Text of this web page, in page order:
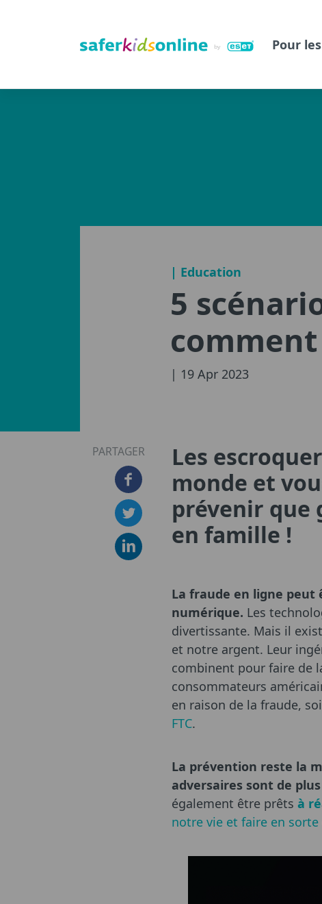
Pour
| Education
5
| 19 Apr 2023
PARTAGER
Les
monde et
prévenir que
en famille !
La fraude en ligne peut
numérique. Les
divertissante. Mais il
et notre argent. Leur
combinent pour faire de
consommateurs
en raison de la fraude,
FTC.
La prévention reste la
adversaires sont de
également être prêts à
notre vie et faire en